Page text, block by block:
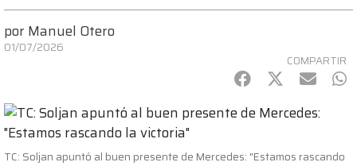
por Manuel Otero
01/07/2026
COMPARTIR
Facebook
Twitter
mail
TC: Soljan apuntó al buen presente de Mercedes: "Estamos rascando